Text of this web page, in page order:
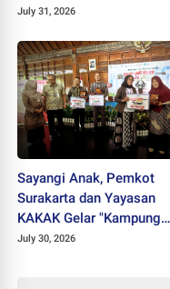
Santri
July 31, 2026
Sayangi Anak, Pemkot
Surakarta dan Yayasan
KAKAK Gelar "Kampung
Keren Tanpa Rokok Award
July 30, 2026